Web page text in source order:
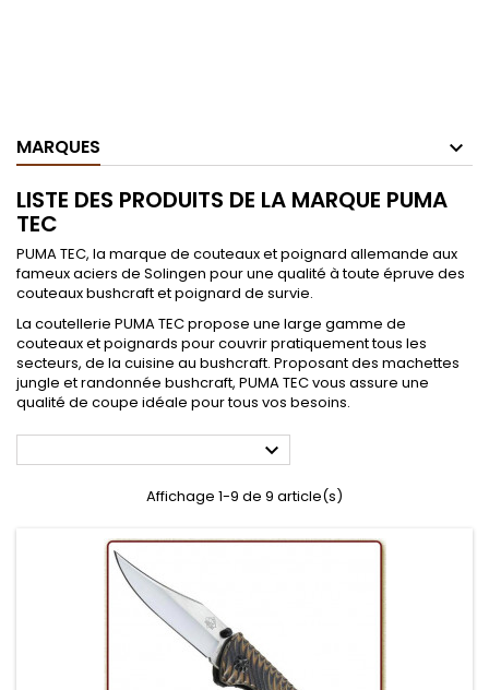
MARQUES
LISTE DES PRODUITS DE LA MARQUE PUMA
TEC
PUMA TEC, la marque de couteaux et poignard allemande aux
fameux aciers de Solingen pour une qualité à toute épruve des
couteaux bushcraft et poignard de survie.
La coutellerie PUMA TEC propose une large gamme de
couteaux et poignards pour couvrir pratiquement tous les
secteurs, de la cuisine au bushcraft. Proposant des machettes
jungle et randonnée bushcraft, PUMA TEC vous assure une
qualité de coupe idéale pour tous vos besoins.

Affichage 1-9 de 9 article(s)